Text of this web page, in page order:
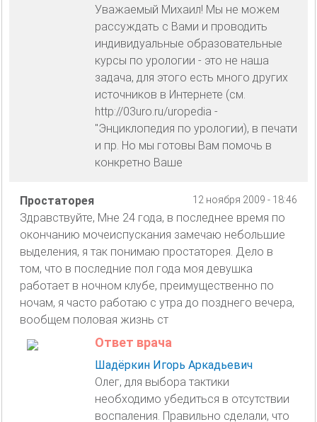
Уважаемый Михаил! Мы не можем
рассуждать с Вами и проводить
индивидуальные образовательные
курсы по урологии - это не наша
задача, для этого есть много других
источников в Интернете (см.
http://03uro.ru/uropedia -
"Энциклопедия по урологии), в печати
и пр. Но мы готовы Вам помочь в
конкретно Ваше
12 ноября 2009 - 18:46
Простаторея
Здравствуйте, Мне 24 года, в последнее время по
окончанию мочеиспускания замечаю небольшие
выделения, я так понимаю простаторея. Дело в
том, что в последние пол года моя девушка
работает в ночном клубе, преимущественно по
ночам, я часто работаю с утра до позднего вечера,
вообщем половая жизнь ст
Ответ врача
Шадёркин Игорь Аркадьевич
Олег, для выбора тактики
необходимо убедиться в отсутствии
воспаления. Правильно сделали, что